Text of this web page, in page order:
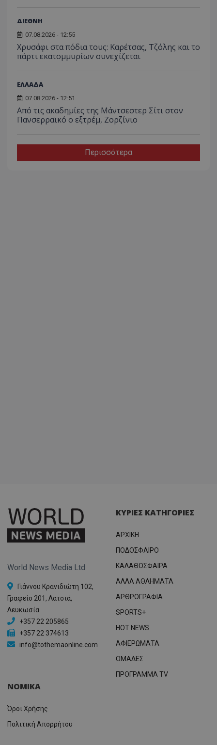
ΔΙΕΘΝΗ
07.08.2026 - 12:55
Χρυσάφι στα πόδια τους: Καρέτσας, Τζόλης και το
πάρτι εκατομμυρίων συνεχίζεται
ΕΛΛΑΔΑ
07.08.2026 - 12:51
Από τις ακαδημίες της Μάντσεστερ Σίτι στον
Πανσερραϊκό ο εξτρέμ, Ζορζίνιο
Περισσότερα
World News Media Ltd
Γιάννου Κρανιδιώτη 102,
Γραφείο 201, Λατσιά,
Λευκωσία
+357 22 205865
+357 22 374613
info@tothemaonline.com
ΚΥΡΙΕΣ ΚΑΤΗΓΟΡΙΕΣ
ΑΡΧΙΚΗ
ΠΟΔΟΣΦΑΙΡΟ
ΚΑΛΑΘΟΣΦΑΙΡΑ
ΑΛΛΑ ΑΘΛΗΜΑΤΑ
ΑΡΘΡΟΓΡΑΦΙΑ
SPORTS+
HOT NEWS
ΑΦΙΕΡΩΜΑΤΑ
ΟΜΑΔΕΣ
ΠΡΟΓΡΑΜΜΑ TV
ΝΟΜΙΚΑ
Όροι Χρήσης
Πολιτική Απορρήτου